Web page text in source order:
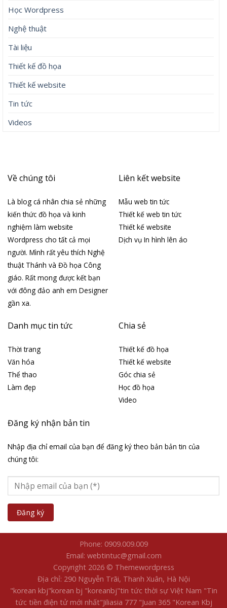
Học Wordpress
Nghệ thuật
Tài liệu
Thiết kế đồ họa
Thiết kế website
Tin tức
Videos
Về chúng tôi
Là blog cá nhân chia sẻ những
kiến thức đồ họa và kinh
nghiệm làm website
Wordpress cho tất cả mọi
người. Mình rất yêu thích Nghệ
thuật Thánh và Đồ họa Công
giáo. Rất mong được kết bạn
với đông đảo anh em Designer
gần xa.
Liên kết website
Mẫu web tin tức
Thiết kế web tin tức
Thiết kế website
Dịch vụ In hình lên áo
Danh mục tin tức
Thời trang
Văn hóa
Thể thao
Làm đẹp
Chia sẻ
Thiết kế đồ họa
Thiết kế website
Góc chia sẻ
Học đồ họa
Video
Đăng ký nhận bản tin
Nhập địa chỉ email của bạn để đăng ký theo bản bản tin của
chúng tôi:
Phone: 0909.009.009
Email: webtintuc@gmail.com
Copyright 2026 © Themewordpress
Địa chỉ: 290 Nguyễn Trãi, Thanh Xuân, Hà Nội
"korean kbj​"korean bj "koreanbj​"tin tức thời sự Việt Nam "Tin
tức tiền điện tử mới nhất​"Jiliasia 777 "Juan 365 "Korean Kbj